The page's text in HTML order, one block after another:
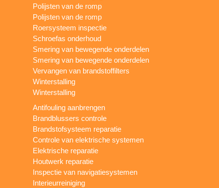
Polijsten van de romp
Polijsten van de romp
Roersysteem inspectie
Schroefas onderhoud
Smering van bewegende onderdelen
Smering van bewegende onderdelen
Vervangen van brandstoffilters
Winterstalling
Winterstalling
Antifouling aanbrengen
Brandblussers controle
Brandstofsysteem reparatie
Controle van elektrische systemen
Elektrische reparatie
Houtwerk reparatie
Inspectie van navigatiesystemen
Interieurreiniging